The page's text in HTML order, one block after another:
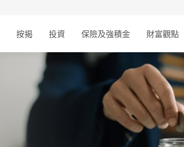
按揭 投資 保險及強積金 財富觀點